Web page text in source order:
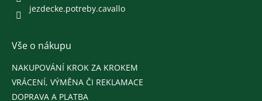
jezdecke.potreby.cavallo
Vše o nákupu
NAKUPOVÁNÍ KROK ZA KROKEM
VRÁCENÍ, VÝMĚNA ČI REKLAMACE
DOPRAVA A PLATBA